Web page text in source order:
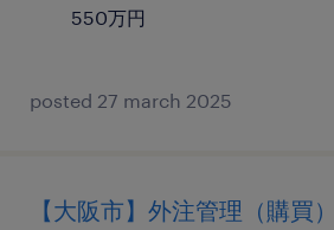
550万円
posted 27 march 2025
【大阪市】外注管理（購買）